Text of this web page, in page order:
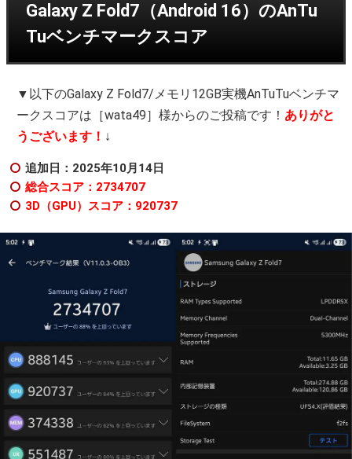
Galaxy Z Fold7（Android 16）のAnTu
Tuベンチマークスコア
▼以下のGalaxy Z Fold7/メモリ12GB実機AnTuTuベンチマ
ークスコアは［wata49］様からのご投稿です！ ありがと
うございます！ ↓
追加日：2025年10月14日
総合スコア：2734707
3D（GPU）スコア：920737